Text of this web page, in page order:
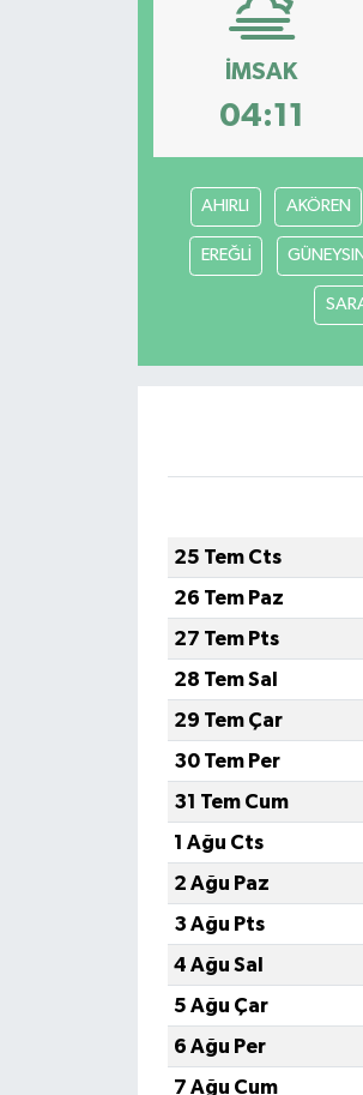
İMSAK
04:11
AHIRLI AKÖREN
EREĞLİ
25 Tem Cts
26 Tem Paz
27 Tem Pts
28 Tem Sal
29 Tem Çar
30 Tem Per
31 Tem Cum
1 Ağu Cts
2 Ağu Paz
3 Ağu Pts
4 Ağu Sal
5 Ağu Çar
6 Ağu Per
7 Ağu Cum
Yerel Yönetimler